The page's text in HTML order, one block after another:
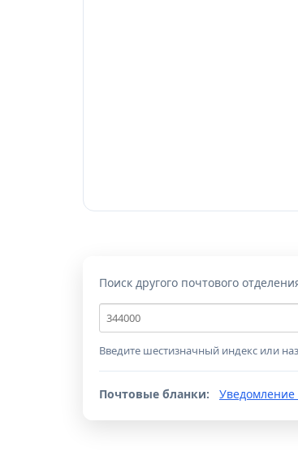
Поиск другого почтового
Почтовый
индекс
Введите шестизначный индекс или
Почтовые бланки: